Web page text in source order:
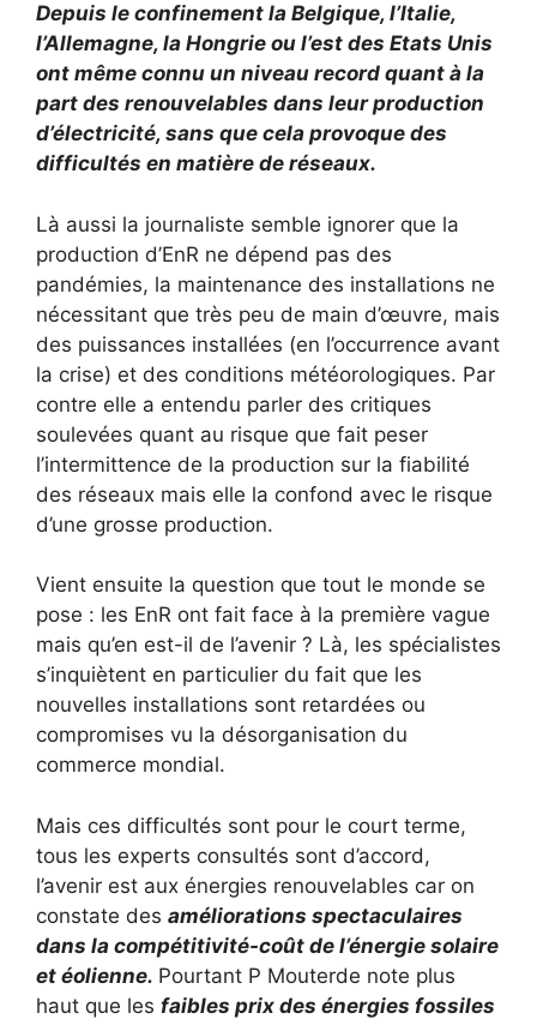
Depuis le confinement la Belgique, l’Italie,
l’Allemagne, la Hongrie ou l’est des Etats Unis
ont même connu un niveau record quant à la
part des renouvelables dans leur production
d’électricité, sans que cela provoque des
difficultés en matière de réseaux.
Là aussi la journaliste semble ignorer que la
production d’EnR ne dépend pas des
pandémies, la maintenance des installations ne
nécessitant que très peu de main d’œuvre, mais
des puissances installées (en l’occurrence avant
la crise) et des conditions météorologiques. Par
contre elle a entendu parler des critiques
soulevées quant au risque que fait peser
l’intermittence de la production sur la fiabilité
des réseaux mais elle la confond avec le risque
d’une grosse production.
Vient ensuite la question que tout le monde se
pose : les EnR ont fait face à la première vague
mais qu’en est-il de l’avenir ? Là, les spécialistes
s’inquiètent en particulier du fait que les
nouvelles installations sont retardées ou
compromises vu la désorganisation du
commerce mondial.
Mais ces difficultés sont pour le court terme,
tous les experts consultés sont d’accord,
l’avenir est aux énergies renouvelables car on
constate des améliorations spectaculaires
dans la compétitivité-coût de l’énergie solaire
et éolienne. Pourtant P Mouterde note plus
haut que les faibles prix des énergies fossiles